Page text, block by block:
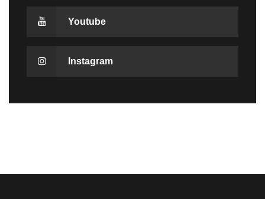
Youtube
Instagram